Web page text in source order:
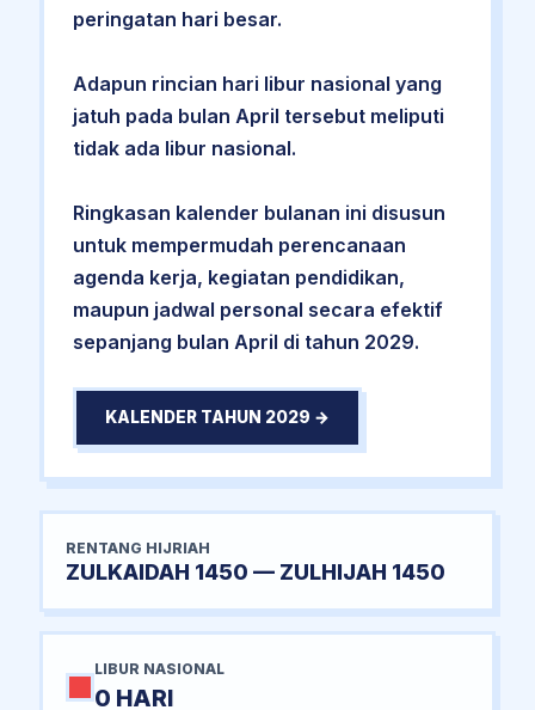
peringatan hari besar.
Adapun rincian hari libur nasional yang
jatuh pada bulan April tersebut meliputi
tidak ada libur nasional.
Ringkasan kalender bulanan ini disusun
untuk mempermudah perencanaan
agenda kerja, kegiatan pendidikan,
maupun jadwal personal secara efektif
sepanjang bulan April di tahun 2029.
KALENDER TAHUN 2029 →
RENTANG HIJRIAH
ZULKAIDAH 1450 — ZULHIJAH 1450
LIBUR NASIONAL
0 HARI